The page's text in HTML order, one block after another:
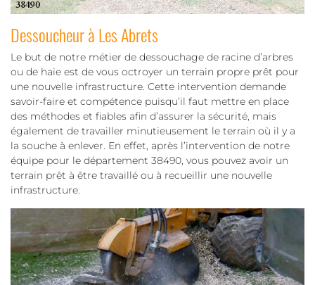
Dessoucheur à Les Abrets
Le but de notre métier de dessouchage de racine d’arbres
ou de haie est de vous octroyer un terrain propre prêt pour
une nouvelle infrastructure. Cette intervention demande
savoir-faire et compétence puisqu’il faut mettre en place
des méthodes et fiables afin d’assurer la sécurité, mais
également de travailler minutieusement le terrain où il y a
la souche à enlever. En effet, après l’intervention de notre
équipe pour le département 38490, vous pouvez avoir un
terrain prêt à être travaillé ou à recueillir une nouvelle
infrastructure.